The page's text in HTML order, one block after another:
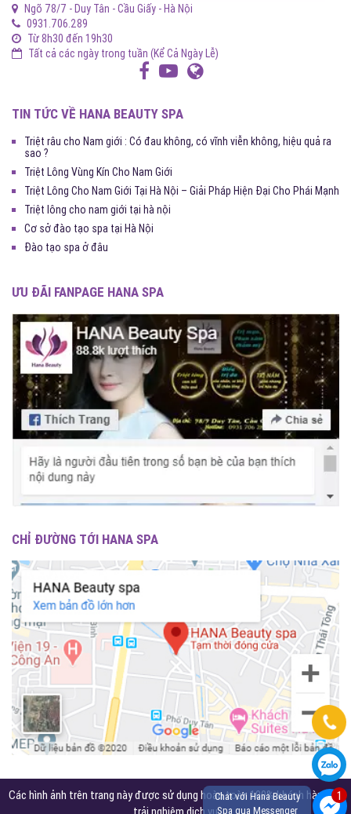
Ngõ 78/7 - Duy Tân - Cầu Giấy - Hà Nội
0931.706.289
Từ 8h30 đến 19h30
Tất cả các ngày trong tuần (Kể Cả Ngày Lễ)
TIN TỨC VỀ HANA BEAUTY SPA
Triệt râu cho Nam giới : Có đau không, có vĩnh viễn không, hiệu quả ra
sao ?
Triệt Lông Vùng Kín Cho Nam Giới
Triệt Lông Cho Nam Giới Tại Hà Nội – Giải Pháp Hiện Đại Cho Phái Mạnh
Triệt lông cho nam giới tại hà nội
Cơ sở đào tạo spa tại Hà Nội
Đào tạo spa ở đâu
ƯU ĐÃI FANPAGE HANA SPA
CHỈ ĐƯỜNG TỚI HANA SPA
Các hình ảnh trên trang này được sử dụng hoàn toàn 100% khách hàng đã1
Chat với Hana Beauty
Spa qua Messenger